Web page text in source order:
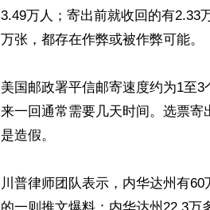
3.49万人；寄出前就收回的有2.33
万张，都存在作弊或被作弊可能。
美国邮政署平信邮寄速度约为1至
来一回通常需要几天时间。选票
是造假。
川普律师团队表示，内华达州有